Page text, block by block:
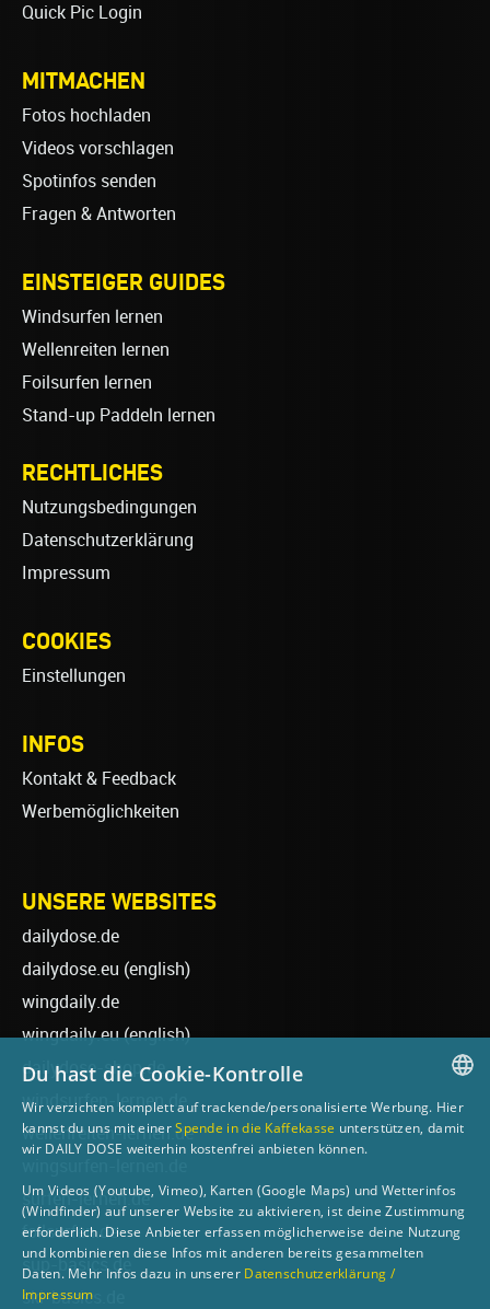
Quick Pic Login
MITMACHEN
Fotos hochladen
Videos vorschlagen
Spotinfos senden
Fragen & Antworten
EINSTEIGER GUIDES
Windsurfen lernen
Wellenreiten lernen
Foilsurfen lernen
Stand-up Paddeln lernen
RECHTLICHES
Nutzungsbedingungen
Datenschutzerklärung
Impressum
COOKIES
Einstellungen
INFOS
Kontakt & Feedback
Werbemöglichkeiten
UNSERE WEBSITES
dailydose.de
dailydose.eu (english)
wingdaily.de
wingdaily.eu(english)
dailydose-shop.de
windsurfen-lernen.de
wellenreiten-lernen.de
surfen-lernen.de
foilsurfen.de
sup-basics.de
ski-basics.de
GERMAN
Du hast die Cookie-Kontrolle
Wir verzichten komplett auf trackende/personalisierte Werbung. Hier
kannst du uns mit einerSpende in die Kaffekasse unterstützen, damit
wir DAILY DOSE weiterhin kostenfrei anbieten können.
Um Videos (Youtube, Vimeo), Karten (Google Maps) und Wetterinfos
(Windfinder) auf unserer Website zu aktivieren, ist deine Zustimmung
erforderlich. Diese Anbieter erfassen möglicherweise deine Nutzung
und kombinieren diese Infos mit anderen bereits gesammelten
Daten. Mehr Infos dazu in unserer Datenschutzerklärung /
Impressum